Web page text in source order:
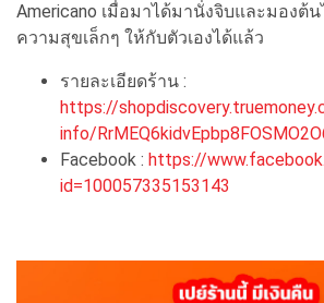
Americano เมื่อมาได้มานั่งจิบและมองต้น
ความสุขเล็กๆ ให้กับตัวเองได้แล้ว
รายละเอียดร้าน :
https://
info/
Facebook : https://
id=100057335153143